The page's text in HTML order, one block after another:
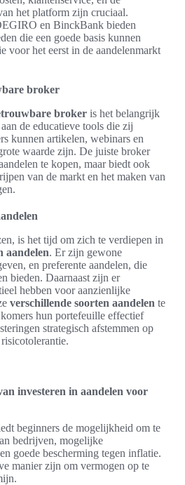
het platform zijn cruciaal.
en BinckBank bieden
die een goede basis kunnen
voor het eerst in de aandelenmarkt
broker
broker is het belangrijk
de educatieve tools die zij
kunnen artikelen, webinars en
waarde zijn. De juiste broker
te kopen, maar biedt ook
van de markt en het maken van
is het tijd om zich te verdiepen in
aandelen. Er zijn gewone
en preferente aandelen, die
bieden. Daarnaast zijn er
hebben voor aanzienlijke
verschillende soorten aandelen te
hun portefeuille effectief
strategisch afstemmen op
investeren in aandelen voor
beginners de mogelijkheid om te
bedrijven, mogelijke
goede bescherming tegen inflatie.
manier zijn om vermogen op te